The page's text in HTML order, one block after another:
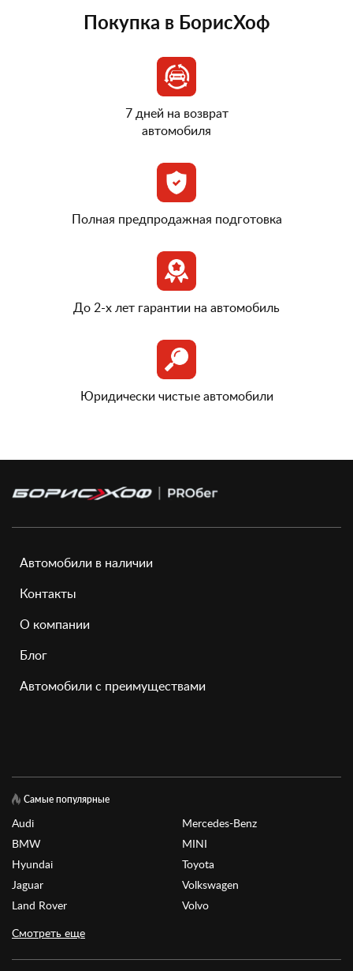
Покупка в БорисХоф
7 дней на возврат
автомобиля
Полная предпродажная подготовка
До 2-х лет гарантии на автомобиль
Юридически чистые автомобили
Автомобили в наличии
Контакты
О компании
Блог
Автомобили с преимуществами
Самые популярные
Audi
BMW
Hyundai
Jaguar
Land Rover
Mercedes-Benz
MINI
Toyota
Volkswagen
Volvo
Смотреть еще